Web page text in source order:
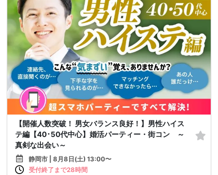
【開催人数突破！ 男女バランス良好！】男性ハイス
テ編【40･50代中心】婚活パーティー・街コン ～
真剣な出会い～
静岡市 | 8月8日(土) 13:00〜
受付終了まで28時間